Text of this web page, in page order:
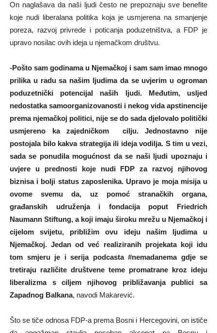
On naglašava da naši ljudi često ne prepoznaju sve benefite
koje nudi liberalana politika koja je usmjerena na smanjenje
poreza, razvoj privrede i poticanja poduzetništva, a FDP je
upravo nosilac ovih ideja u njemačkom društvu.
-Pošto sam godinama u Njemačkoj i sam sam imao mnogo
prilika u radu sa našim ljudima da se uvjerim u ogroman
poduzetnički potencijal naših ljudi. Međutim, usljed
nedostatka samoorganizovanosti i nekog vida apstinencije
prema njemačkoj politici, nije se do sada djelovalo politički
usmjereno ka zajedničkom cilju. Jednostavno nije
postojala bilo kakva strategija ili ideja vodilja. S tim u vezi,
sada se ponudila mogućnost da se naši ljudi upoznaju i
uvjere u prednosti koje nudi FDP za razvoj njihovog
biznisa i bolji status zaposlenika. Upravo je moja misija u
ovome svemu da, uz pomoć stranačkih organa,
građanskih udruženja i fondacija poput Friedrich
Naumann Stiftung, a koji imaju široku mrežu u Njemačkoj i
cijelom svijetu, približim ovu ideju našim ljudima u
Njemačkoj. Jedan od već realiziranih projekata koji idu
tom smjeru je i serija podcasta #nemadanema gdje se
tretiraju različite društvene teme promatrane kroz ideju
liberalizma s ciljem njihovog približavanja publici sa
Zapadnog Balkana, navodi Makarević.
Što se tiče odnosa FDP-a prema Bosni i Hercegovini, on ističe